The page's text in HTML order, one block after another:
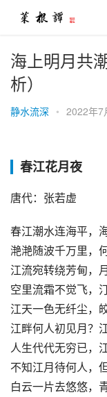
海上明月共
析）
静水流深 • 2022年7
春江花月夜
唐代：张若虚
春江潮水连海平，
滟滟随波千万里，
江流宛转绕芳甸，
空里流霜不觉飞，
江天一色无纤尘，
江畔何人初见月？
人生代代无穷已，
不知江月待何人，
白云一片去悠悠，